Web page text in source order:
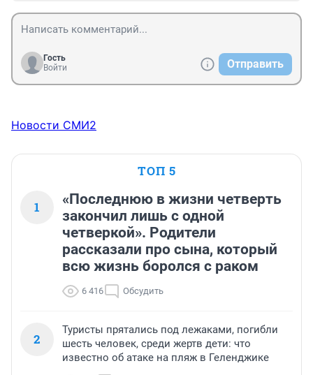
Гость
Войти
Отправить
Новости СМИ2
ТОП 5
1
«Последнюю в жизни четверть
закончил лишь с одной
четверкой». Родители
рассказали про сына, который
всю жизнь боролся с раком
6 416 Обсудить
2
Туристы прятались под лежаками, погибли
шесть человек, среди жертв дети: что
известно об атаке на пляж в Геленджике